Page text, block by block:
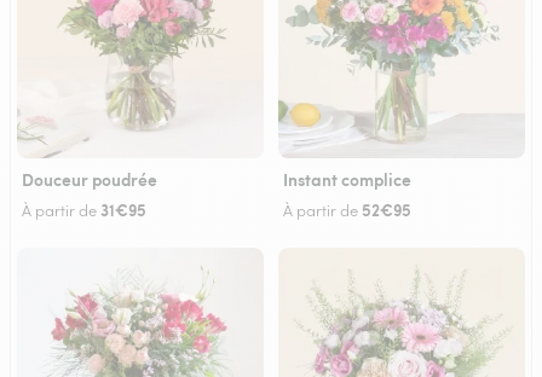
Douceur poudrée
À partir de 31€95
Instant complice
À partir de 52€95